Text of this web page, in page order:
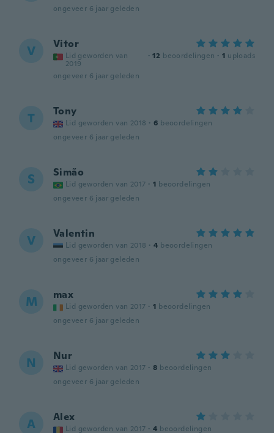
ongeveer 6 jaar geleden
V Vitor
Lid geworden van
2019
· 12 beoordelingen · 1 uploads
ongeveer 6 jaar geleden
T Tony
Lid geworden van 2018 · 6 beoordelingen
ongeveer 6 jaar geleden
S Simão
Lid geworden van 2017 · 1 beoordelingen
ongeveer 6 jaar geleden
V Valentin
Lid geworden van 2018 · 4 beoordelingen
ongeveer 6 jaar geleden
M max
Lid geworden van 2017 · 1 beoordelingen
ongeveer 6 jaar geleden
N Nur
Lid geworden van 2017 · 8 beoordelingen
ongeveer 6 jaar geleden
A Alex
Lid geworden van 2017 · 4 beoordelingen